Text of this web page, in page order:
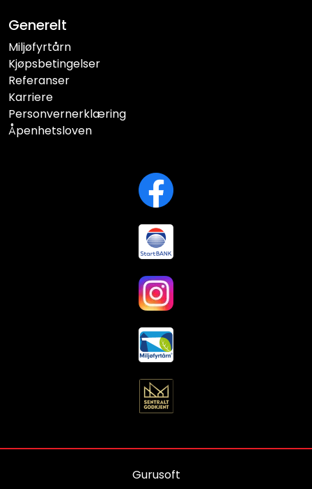
Generelt
Miljøfyrtårn
Kjøpsbetingelser
Referanser
Karriere
Personvernerklæring
Åpenhetsloven
Gurusoft